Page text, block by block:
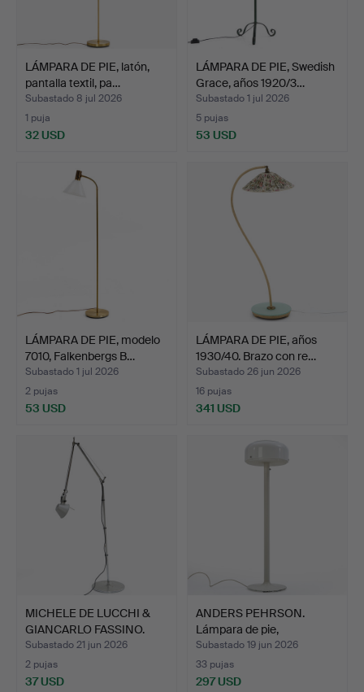
LÁMPARA DE PIE, latón,
pantalla textil, pa…
Subastado 8 jul 2026
1 puja
32 USD
LÁMPARA DE PIE, Swedish
Grace, años 1920/3…
Subastado 1 jul 2026
5 pujas
53 USD
LÁMPARA DE PIE, modelo
7010, Falkenbergs B…
Subastado 1 jul 2026
2 pujas
53 USD
LÁMPARA DE PIE, años
1930/40. Brazo con re…
Subastado 26 jun 2026
16 pujas
341 USD
MICHELE DE LUCCHI &
GIANCARLO FASSINO.
"To…
Subastado 21 jun 2026
2 pujas
37 USD
ANDERS PEHRSON.
Lámpara de pie,
"Knubbling…
Subastado 19 jun 2026
33 pujas
297 USD